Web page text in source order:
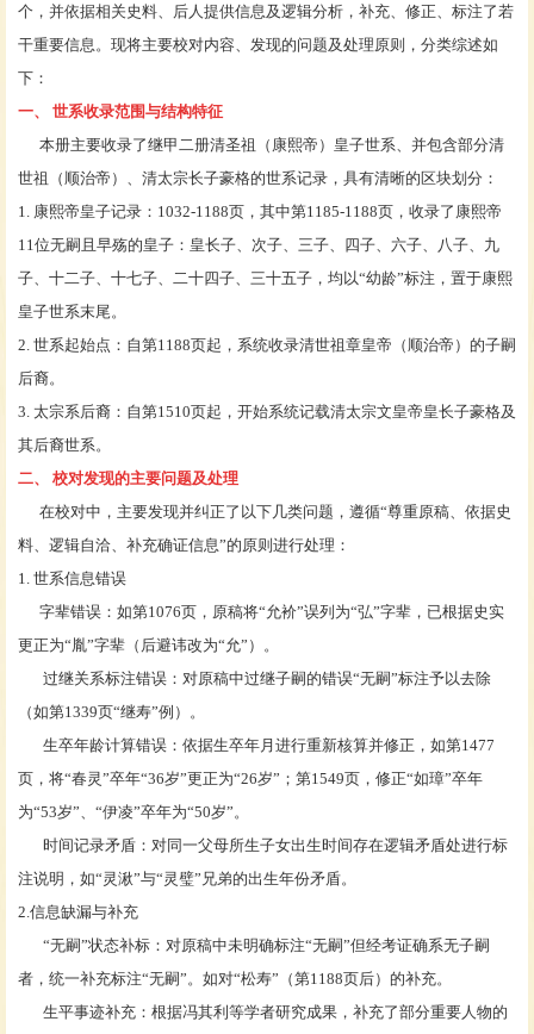
个，并依据相关史料、后人提供信息及逻辑分析，补充、修正、标注了若
干重要信息。现将主要校对内容、发现的问题及处理原则，分类综述如
下：
一、
世系收录范围与结构特征
本册主要收录了继甲二册清圣祖（康熙帝）皇子世系、并包含部分清
世祖（顺治帝）、清太宗长子豪格的世系记录，具有清晰的区块划分：
1. 康熙帝皇子记录：1032-1188页，其中第1185-1188页，收录了康熙帝
11位无嗣且早殇的皇子：皇长子、次子、三子、四子、六子、八子、九
子、十二子、十七子、二十四子、三十五子，均以“幼龄”标注，置于康熙
皇子世系末尾。
2. 世系起始点：自第1188页起，系统收录清世祖章皇帝（顺治帝）的子嗣
后裔。
3. 太宗系后裔：自第1510页起，开始系统记载清太宗文皇帝皇长子豪格及
其后裔世系。
二、
校对发现的主要问题及处理
在校对中，主要发现并纠正了以下几类问题，遵循“尊重原稿、依据史
料、逻辑自洽、补充确证信息”的原则进行处理：
1. 世系信息错误
字辈错误：如第1076页，原稿将“允衸”误列为“弘”字辈，已根据史实
更正为“胤”字辈（后避讳改为“允”）。
过继关系标注错误：对原稿中过继子嗣的错误“无嗣”标注予以去除
（如第1339页“继寿”例）。
生卒年龄计算错误：依据生卒年月进行重新核算并修正，如第1477
页，将“春灵”卒年“36岁”更正为“26岁”；第1549页，修正“如璋”卒年
为“53岁”、“伊凌”卒年为“50岁”。
时间记录矛盾：对同一父母所生子女出生时间存在逻辑矛盾处进行标
注说明，如“灵湫”与“灵璧”兄弟的出生年份矛盾。
2.信息缺漏与补充
“无嗣”状态补标：对原稿中未明确标注“无嗣”但经考证确系无子嗣
者，统一补充标注“无嗣”。如对“松寿”（第1188页后）的补充。
生平事迹补充：根据冯其利等学者研究成果，补充了部分重要人物的